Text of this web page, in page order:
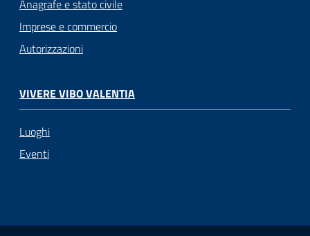
Anagrafe e stato civile
Imprese e commercio
Autorizzazioni
VIVERE VIBO VALENTIA
Luoghi
Eventi